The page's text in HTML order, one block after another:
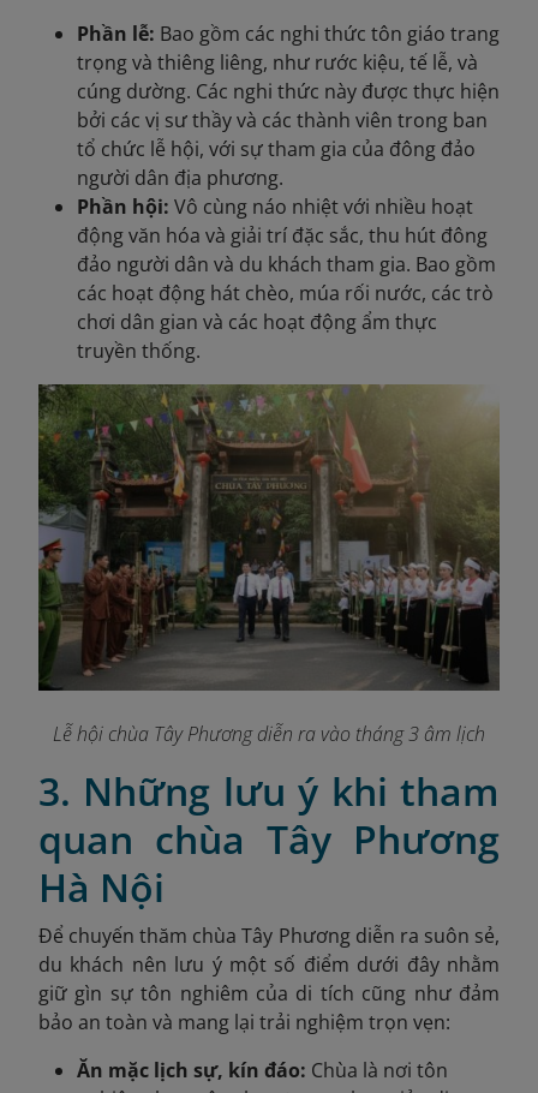
Phần lễ: Bao gồm các nghi thức tôn giáo trang
trọng và thiêng liêng, như rước kiệu, tế lễ, và
cúng dường. Các nghi thức này được thực hiện
bởi các vị sư thầy và các thành viên trong ban
tổ chức lễ hội, với sự tham gia của đông đảo
người dân địa phương.
Phần hội: Vô cùng náo nhiệt với nhiều hoạt
động văn hóa và giải trí đặc sắc, thu hút đông
đảo người dân và du khách tham gia. Bao gồm
các hoạt động hát chèo, múa rối nước, các trò
chơi dân gian và các hoạt động ẩm thực
truyền thống.
Lễ hội chùa Tây Phương diễn ra vào tháng 3 âm lịch
3. Những lưu ý khi tham
quan chùa Tây Phương
Hà Nội
Để chuyến thăm chùa Tây Phương diễn ra suôn sẻ,
du khách nên lưu ý một số điểm dưới đây nhằm
giữ gìn sự tôn nghiêm của di tích cũng như đảm
bảo an toàn và mang lại trải nghiệm trọn vẹn:
Ăn mặc lịch sự, kín đáo: Chùa là nơi tôn